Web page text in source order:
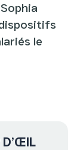
le
D’ŒIL